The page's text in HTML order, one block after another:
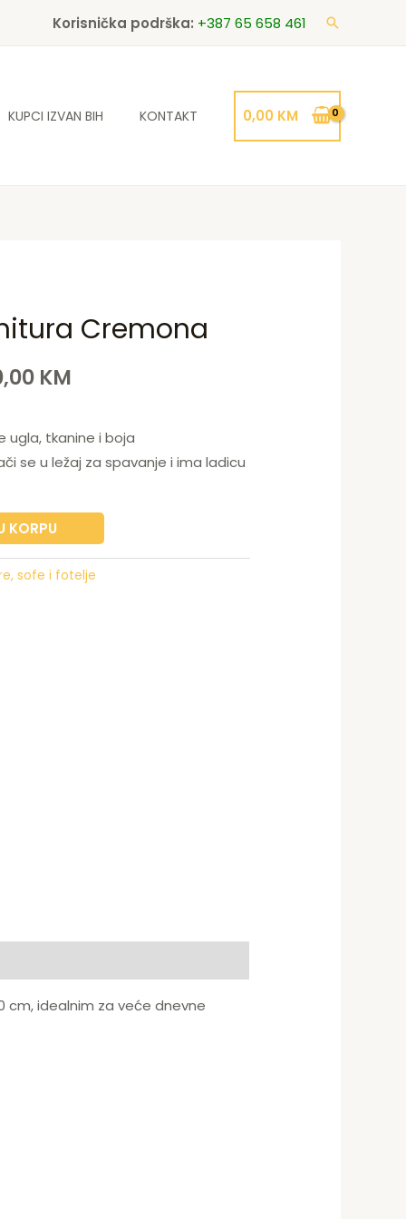
Korisnička podrška: +387 65 658 461 Search
KUPCI IZVAN BIH KONTAKT 0,00 KM
Cremona
KM.
KM
Current
2.190,00 KM.
ugla, tkanine i boja
se u ležaj za spavanje i ima ladicu
KORPU
sofe i fotelje
cm, idealnim za veće dnevne